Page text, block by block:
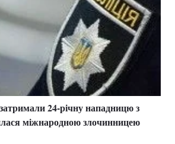
24-річну нападницю з
міжнародною злочинницею